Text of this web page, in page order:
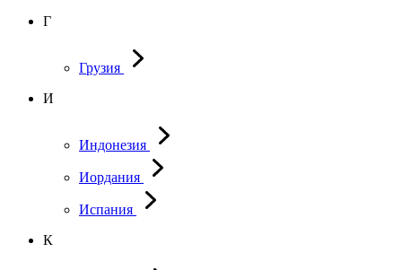
Г
Грузия
И
Индонезия
Иордания
Испания
К